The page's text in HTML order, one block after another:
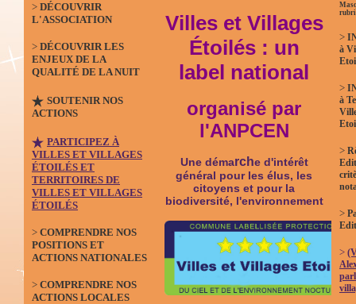
> DÉCOUVRIR
L'ASSOCIATION
> DÉCOUVRIR LES
ENJEUX DE LA
QUALITÉ DE LA NUIT
SOUTENIR NOS
ACTIONS
PARTICIPEZ À
VILLES ET VILLAGES
ÉTOILÉS ET
TERRITOIRES DE
VILLES ET VILLAGES
ÉTOILÉS
> COMPRENDRE NOS
POSITIONS ET
ACTIONS NATIONALES
> COMPRENDRE NOS
ACTIONS LOCALES
Villes et Villages
Étoilés : un
label national
organisé par
l'ANPCEN
Une démarche d'intérêt
général pour les élus, les
citoyens et pour la
biodiversité, l'environnement
>
à
>
à
>
>
>